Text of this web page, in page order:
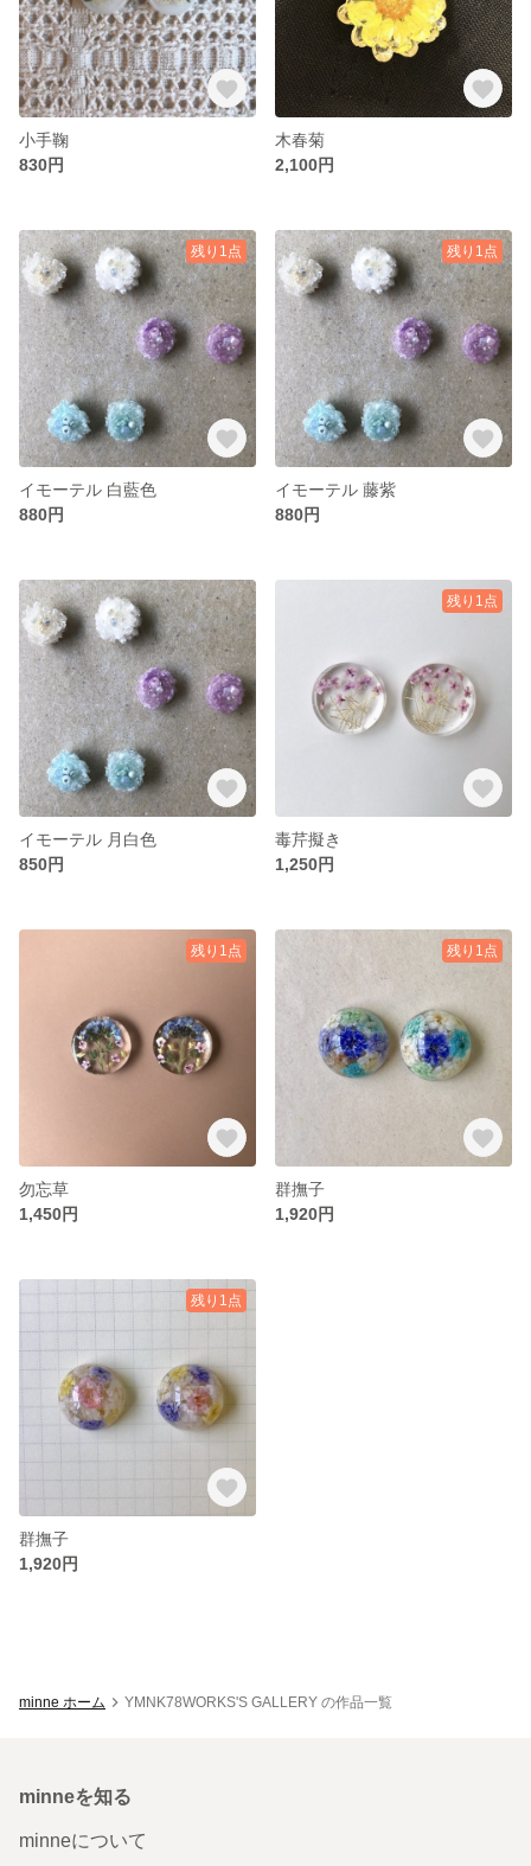
小手鞠
830円
木春菊
2,100円
残り1点
イモーテル 白藍色
880円
残り1点
イモーテル 藤紫
880円
イモーテル 月白色
850円
残り1点
毒芹擬き
1,250円
残り1点
勿忘草
1,450円
残り1点
群撫子
1,920円
残り1点
群撫子
1,920円
minne ホーム YMNK78WORKS'S GALLERY の作品一覧
minneを知る
minneについて